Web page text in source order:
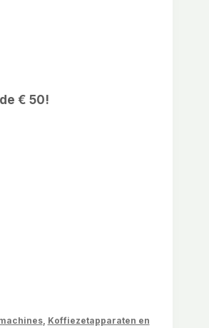
€ 50!
, Koffiezetapparaten en